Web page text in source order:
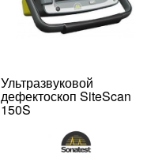
Ультразвуковой
дефектоскоп SiteScan
150S